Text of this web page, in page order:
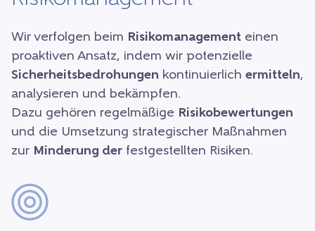
Wir verfolgen beim Risikomanagement einen
proaktiven Ansatz, indem wir potenzielle
Sicherheitsbedrohungen kontinuierlich ermitteln,
analysieren und bekämpfen.
Dazu gehören regelmäßige Risikobewertungen
und die Umsetzung strategischer Maßnahmen
zur Minderung der festgestellten Risiken.